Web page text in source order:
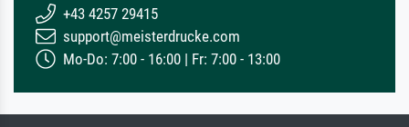
+43 4257 29415
support@meisterdrucke.com
Mo-Do: 7:00 - 16:00 | Fr: 7:00 - 13:00